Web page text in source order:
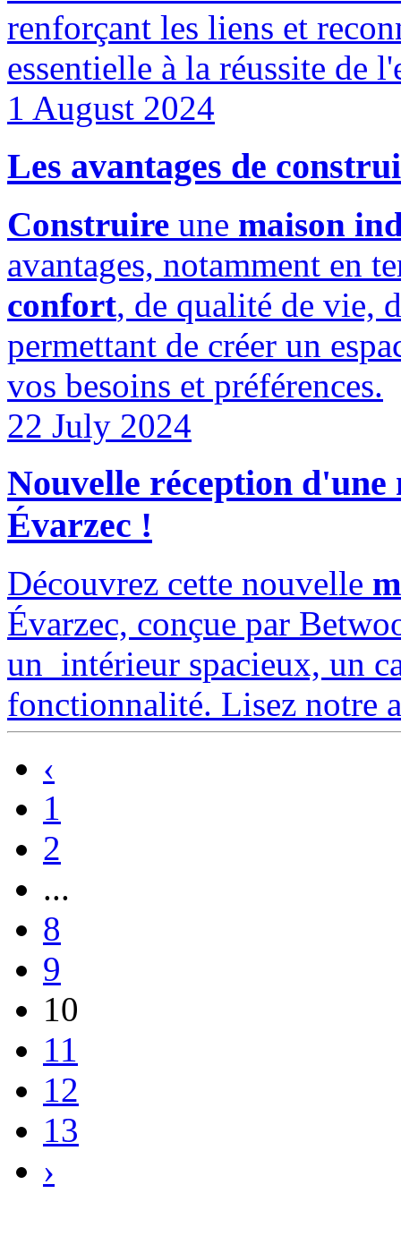
renforçant les liens et
essentielle à la réussite de
1 August 2024
Les avantages de
Construire une maison
avantages, notamment en
confort, de qualité de vie,
permettant de créer un
vos besoins et préférences.
22 July 2024
Nouvelle réception d'une
Évarzec !
Découvrez cette nouvelle
Évarzec, conçue par
un intérieur spacieux, un
fonctionnalité. Lisez notre
‹
1
2
...
8
9
10
11
12
13
›